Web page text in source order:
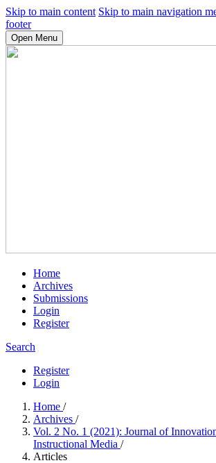
Skip to main content Skip to main navigation
footer
Open Menu
Home
Archives
Submissions
Login
Register
Search
Register
Login
Home /
Archives /
Vol. 2 No. 1 (2021): Journal of
Instructional Media /
Articles